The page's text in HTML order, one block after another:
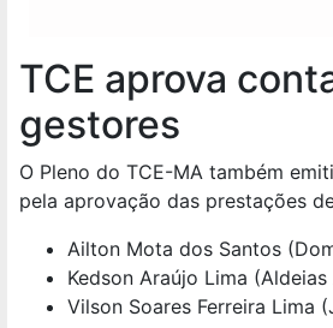
TCE aprova
gestores
O Pleno do TCE-MA também
pela aprovação das prestações
Ailton Mota dos Santos
Kedson Araújo Lima
Vilson Soares Ferreira Lima